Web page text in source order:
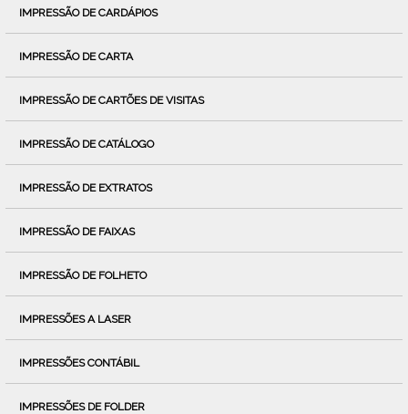
IMPRESSÃO DE CARDÁPIOS
IMPRESSÃO DE CARTA
IMPRESSÃO DE CARTÕES DE VISITAS
IMPRESSÃO DE CATÁLOGO
IMPRESSÃO DE EXTRATOS
IMPRESSÃO DE FAIXAS
IMPRESSÃO DE FOLHETO
IMPRESSÕES A LASER
IMPRESSÕES CONTÁBIL
IMPRESSÕES DE FOLDER